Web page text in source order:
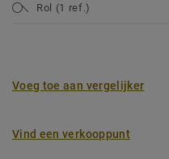
Rol (1 ref.)
Voeg toe aan vergelijker
Vind een verkooppunt